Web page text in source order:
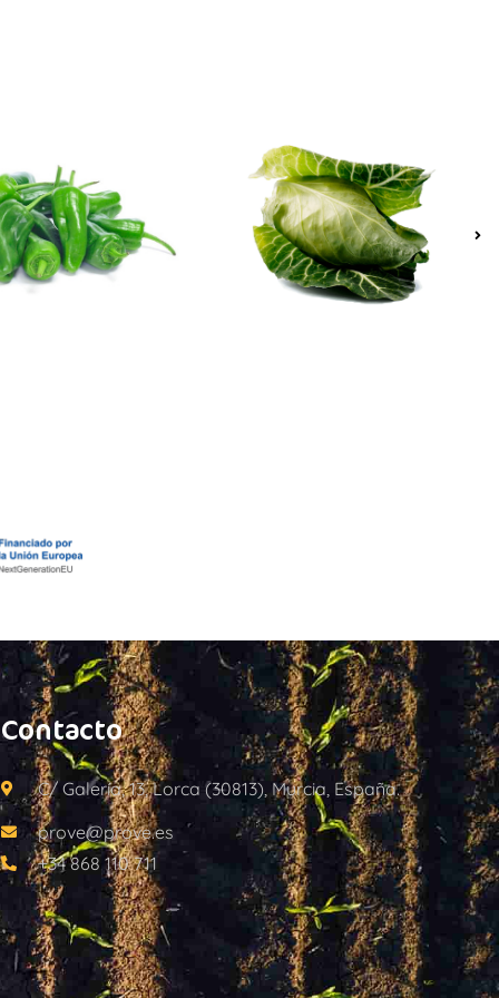
Contacto
C/ Galería, 13, Lorca (30813), Murcia, España.
prove@prove.es
+34 868 110 711